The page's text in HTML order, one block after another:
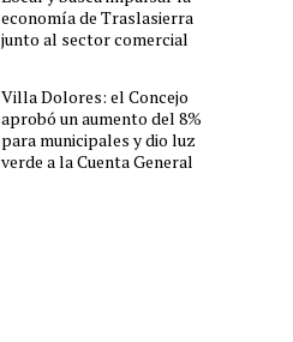
economía de Traslasierra
junto al sector comercial
Villa Dolores: el Concejo
aprobó un aumento del 8%
para municipales y dio luz
verde a la Cuenta General